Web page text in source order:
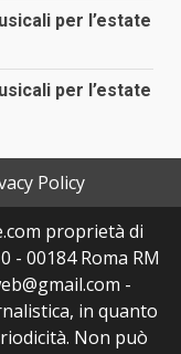
per l’estate
per l’estate
Policy
proprietà di
- 00184 Roma RM
-
in quanto
Non può